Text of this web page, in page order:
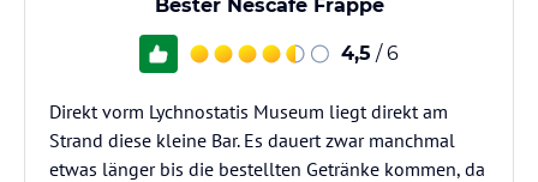
Bester Nescafe Frappe
4,5 / 6
Direkt vorm Lychnostatis Museum liegt direkt am
Strand diese kleine Bar. Es dauert zwar manchmal
etwas länger bis die bestellten Getränke kommen, da